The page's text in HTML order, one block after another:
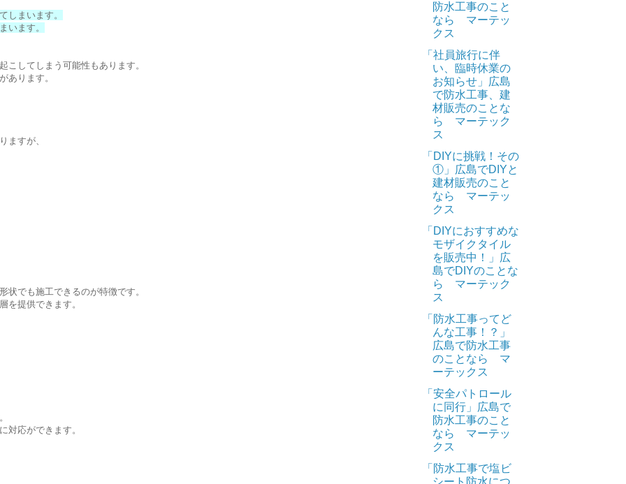
しまいます。
います。
こしてしまう可能性もあります。
あります。
ますが、
状でも施工できるのが特徴です。
を提供できます。
対応ができます。
防水工事のこと
なら マーテッ
クス
「社員旅行に伴
い、臨時休業の
お知らせ」広島
で防水工事、建
材販売のことな
ら マーテック
ス
「DIYに挑戦！その
①」広島でDIYと
建材販売のこと
なら マーテッ
クス
「DIYにおすすめな
モザイクタイル
を販売中！」広
島でDIYのことな
ら マーテック
ス
「防水工事ってど
んな工事！？」
広島で防水工事
のことなら マ
ーテックス
「安全パトロール
に同行」広島で
防水工事のこと
なら マーテッ
クス
「防水工事で塩ビ
シート防水につ